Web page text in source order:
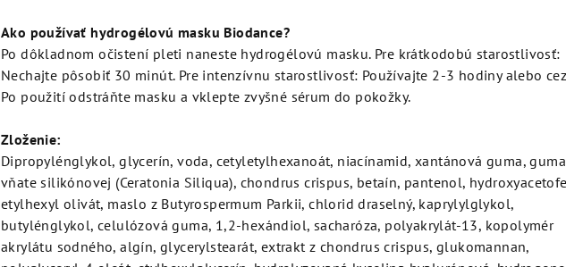
Ako používať hydrogélovú masku Biodance?
Po dôkladnom očistení pleti naneste hydrogélovú masku. Pre krátkodobú starostlivosť:
Nechajte pôsobiť 30 minút. Pre intenzívnu starostlivosť: Používajte 2-3 hodiny alebo
Po použití odstráňte masku a vklepte zvyšné sérum do pokožky.
Zloženie:
Dipropylénglykol, glycerín, voda, cetyletylhexanoát, niacínamid, xantánová guma,
vňate silikónovej (Ceratonia Siliqua), chondrus crispus, betaín, pantenol,
etylhexyl olivát, maslo z Butyrospermum Parkii, chlorid draselný, kaprylylglykol,
butylénglykol, celulózová guma, 1,2-hexándiol, sacharóza, polyakrylát-13, kopolymér
akrylátu sodného, ​​algín, glycerylstearát, extrakt z chondrus crispus, glukomannan,